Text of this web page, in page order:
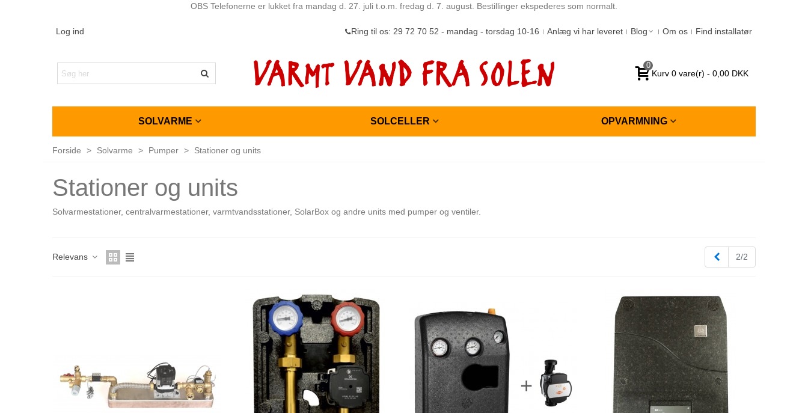
OBS Telefonerne er lukket fra mandag d. 27. juli t.o.m. fredag d. 7. august. Bestillinger ekspederes som normalt.
Log ind Ring til os: 29 72 70 52 - mandag - torsdag 10-16 Anlæg vi har leveret Blog Om os Find installatør
0
Kurv 0 vare(r) - 0,00 DKK
SOLVARME SOLCELLER OPVARMNING
Forside > Solvarme > Pumper > Stationer og units
Stationer og units
Solvarmestationer, centralvarmestationer, varmtvandsstationer, SolarBox og andre units med pumper og ventiler.
Relevans Forrige
2/2